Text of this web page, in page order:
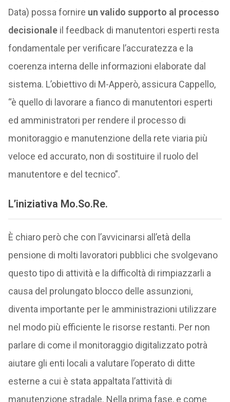
Data) possa fornire un valido supporto al processo
decisionaleil feedback di manutentori esperti resta
fondamentale per verificare l’accuratezza e la
coerenza interna delle informazioni elaborate dal
sistema. L’obiettivo di M-Apperò, assicura Cappello,
“è quello di lavorare a fianco di manutentori esperti
ed amministratori per rendere il processo di
monitoraggio e manutenzione della rete viaria più
veloce ed accurato, non di sostituire il ruolo del
manutentore e del tecnico”.
L’iniziativa Mo.So.Re.
È chiaro però che con l’avvicinarsi all’età della
pensione di molti lavoratori pubblici che svolgevano
questo tipo di attività e la difficoltà di rimpiazzarli a
causa del prolungato blocco delle assunzioni,
diventa importante per le amministrazioni utilizzare
nel modo più efficiente le risorse restanti. Per non
parlare di come il monitoraggio digitalizzato potrà
aiutare gli enti locali a valutare l’operato di ditte
esterne a cui è stata appaltata l’attività di
manutenzione stradale. Nella prima fase, e come